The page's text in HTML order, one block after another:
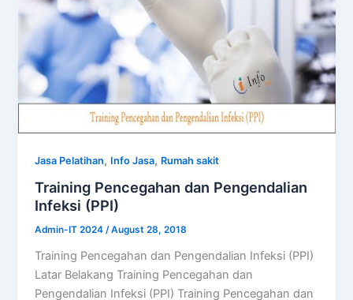
Jasa Pelatihan, Info Jasa, Rumah sakit
Training Pencegahan dan Pengendalian
Infeksi (PPI)
Admin-IT 2024/August 28, 2018
Training Pencegahan dan Pengendalian Infeksi (PPI)
Latar Belakang Training Pencegahan dan
Pengendalian Infeksi (PPI) Training Pencegahan dan